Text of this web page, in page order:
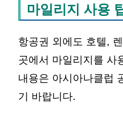
마일리지 사용
항공권 외에도 호텔,
곳에서 마일리지를 사
내용은 아시아나클럽
기 바랍니다.